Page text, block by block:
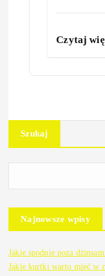
Czytaj
Szukaj
Najnowsze wpisy
Jakie spodnie poza
Jakie kurtki warto mieć w